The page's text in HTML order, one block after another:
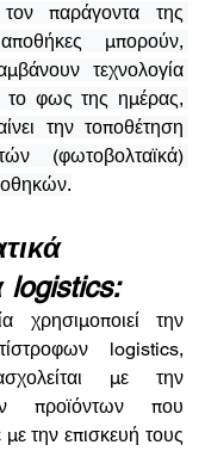
τον παράγοντα της
μπορούν,
τεχνολογία
το φως της ημέρας,
την τοποθέτηση
(φωτοβολταϊκά)
logistics:
χρησιμοποιεί την
logistics,
με την
προϊόντων που
με την επισκευή τους